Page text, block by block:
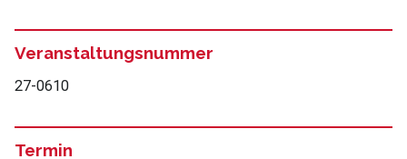
Veranstaltungsnummer
27-0610
Termin